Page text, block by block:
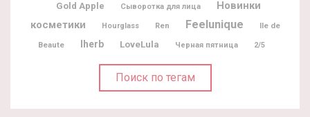
Gold Apple Сыворотка для лица
Новинки
косметики
Hourglass Ren Feelunique
Ile de
Beaute
Iherb LoveLula Черная пятница 2/5
Поиск по тегам